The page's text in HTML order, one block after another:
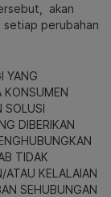
akan
setiap perubahan
YANG
KONSUMEN
SOLUSI
DIBERIKAN
TIDAK
ATAU KELALAIAN
SEHUBUNGAN